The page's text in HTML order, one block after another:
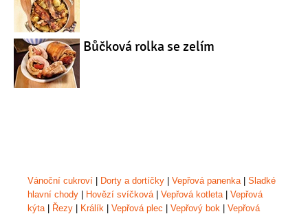
Bůčková rolka se zelím
Vánoční cukroví | Dorty a dortíčky | Vepřová panenka | Sladké
hlavní chody | Hovězí svíčková | Vepřová kotleta | Vepřová
kýta | Řezy | Králík | Vepřová plec | Vepřový bok | Vepřová